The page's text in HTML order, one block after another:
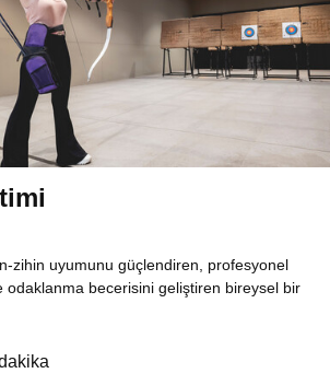
zihin uyumunu güçlendiren, profesyonel
odaklanma becerisini geliştiren bireysel bir